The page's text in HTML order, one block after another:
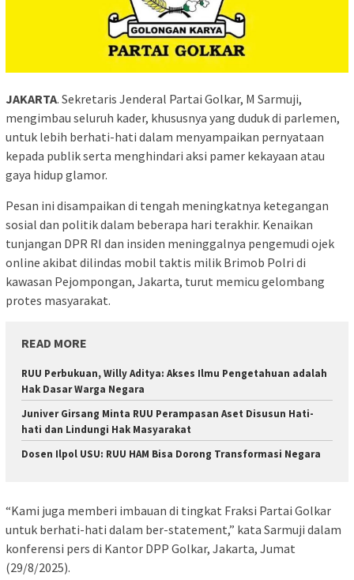
JAKARTA. Sekretaris Jenderal Partai Golkar, M Sarmuji,
mengimbau seluruh kader, khususnya yang duduk di parlemen,
untuk lebih berhati-hati dalam menyampaikan pernyataan
kepada publik serta menghindari aksi pamer kekayaan atau
gaya hidup glamor.
Pesan ini disampaikan di tengah meningkatnya ketegangan
sosial dan politik dalam beberapa hari terakhir. Kenaikan
tunjangan DPR RI dan insiden meninggalnya pengemudi ojek
online akibat dilindas mobil taktis milik Brimob Polri di
kawasan Pejompongan, Jakarta, turut memicu gelombang
protes masyarakat.
READ MORE
RUU Perbukuan, Willy Aditya: Akses Ilmu Pengetahuan adalah
Hak Dasar Warga Negara
Juniver Girsang Minta RUU Perampasan Aset Disusun Hati-
hati dan Lindungi Hak Masyarakat
Dosen Ilpol USU: RUU HAM Bisa Dorong Transformasi Negara
“Kami juga memberi imbauan di tingkat Fraksi Partai Golkar
untuk berhati-hati dalam ber-statement,” kata Sarmuji dalam
konferensi pers di Kantor DPP Golkar, Jakarta, Jumat
(29/8/2025).